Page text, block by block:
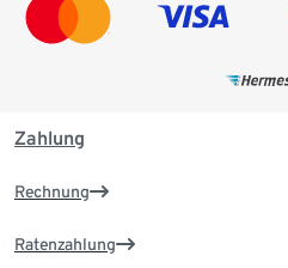
Zahlung
Rechnung
Ratenzahlung